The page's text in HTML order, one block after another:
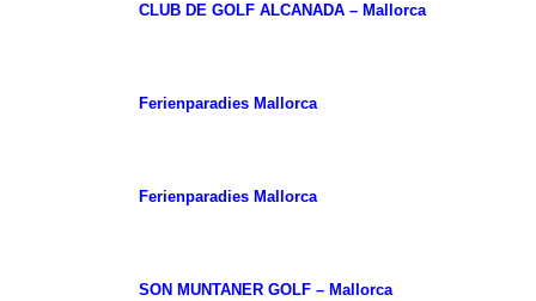
CLUB DE GOLF ALCANADA – Mallorca
Ferienparadies Mallorca
Ferienparadies Mallorca
SON MUNTANER GOLF – Mallorca